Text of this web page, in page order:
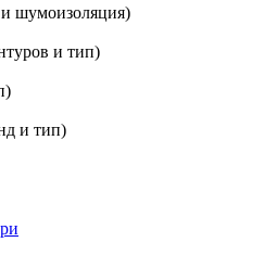
шумоизоляция)
и тип)
и тип)